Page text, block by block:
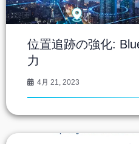
位置追跡の強化:
力
4月 21, 2023